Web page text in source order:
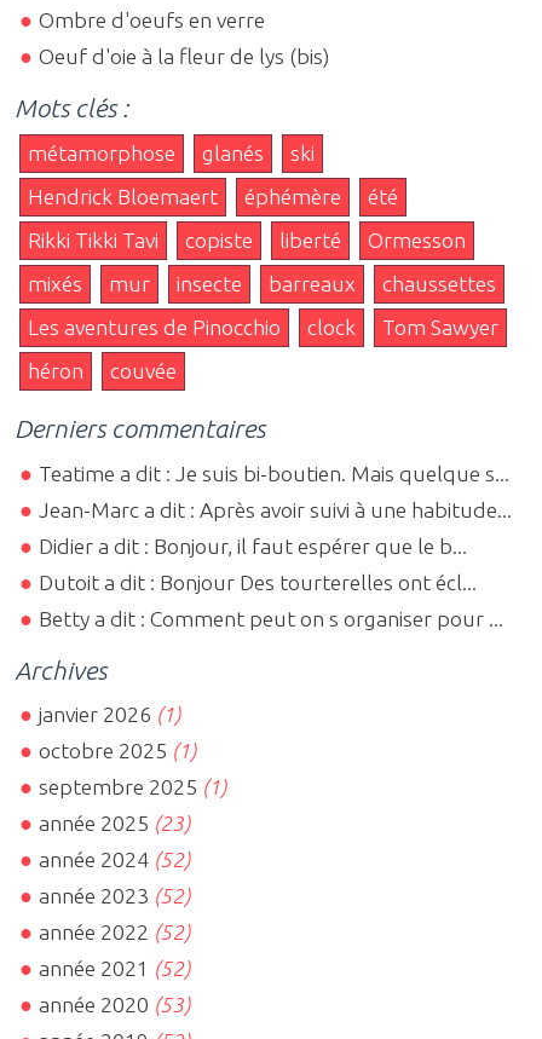
Ombre d'oeufs en verre
Oeuf d'oie à la fleur de lys (bis)
Mots clés :
métamorphose glanés
ski
Hendrick Bloemaert
éphémère
été
Rikki Tikki Tavi
copiste liberté
Ormesson
mixés
mur insecte barreaux
chaussettes
Les aventures de Pinocchio
clock
Tom Sawyer
héron
couvée
Derniers commentaires
Teatime a dit : Je suis bi-boutien. Mais quelque s...
Jean-Marc a dit : Après avoir suivi à une habitude...
Didier a dit : Bonjour, il faut espérer que le b...
Dutoit a dit : Bonjour Des tourterelles ont écl...
Betty a dit : Comment peut on s organiser pour ...
Archives
janvier 2026 (1)
octobre 2025 (1)
septembre 2025 (1)
année 2025 (23)
année 2024 (52)
année 2023 (52)
année 2022 (52)
année 2021 (52)
année 2020 (53)